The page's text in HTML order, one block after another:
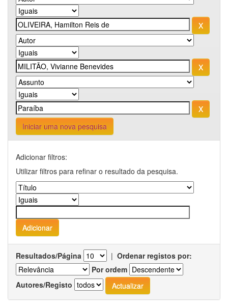
Iniciar uma nova pesquisa
Adicionar filtros:
Utilizar filtros para refinar o resultado da pesquisa.
Resultados/Página | Ordenar registos por:
Por ordem
Autores/Registo